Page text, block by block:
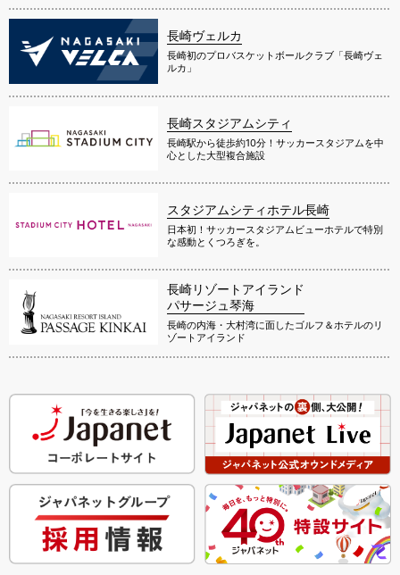
長崎ヴェルカ
長崎初のプロバスケットボールクラブ「長崎ヴェ
ルカ」
長崎スタジアムシティ
長崎駅から徒歩約10分！サッカースタジアムを中
心とした大型複合施設
スタジアムシティホテル長崎
日本初！サッカースタジアムビューホテルで特別
な感動とくつろぎを。
長崎リゾートアイランド
パサージュ琴海
長崎の内海・大村湾に面したゴルフ＆ホテルのリ
ゾートアイランド